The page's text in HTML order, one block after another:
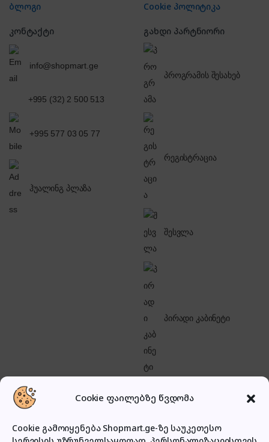
Cookie ფაილებზე წვდომა
Cookie გამოიყენება Shopmart.ge-ზე საუკეთესო
ბლოგი
Cookie პოლიტიკა
კონტაქტი
info@shopmart.ge
+995 (32) 2 500 513
+995 577 03 05 77
ჰუალინგ პლაზა
გახდი პარტნიორი
პროგრამის შესახებ
რეგისტრაცია
შესვლა
პირადი კაბინეტი